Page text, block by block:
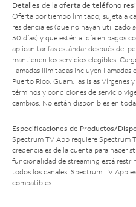
Detalles de la oferta de teléfono
Oferta por tiempo limitado; sujeta a
residenciales (que no hayan utilizado
30 días) y que estén al día en pagos
aplican tarifas estándar después del
mantienen los servicios elegibles.
llamadas ilimitadas incluyen llamadas
Puerto Rico, Guam, las Islas Vírgenes
términos y condiciones de servicio
cambios. No están disponibles en
Especificaciones de Productos/
Spectrum TV App requiere Spectrum
credenciales de la cuenta para hacer
funcionalidad de streaming está
todos los canales. Spectrum TV App
compatibles.